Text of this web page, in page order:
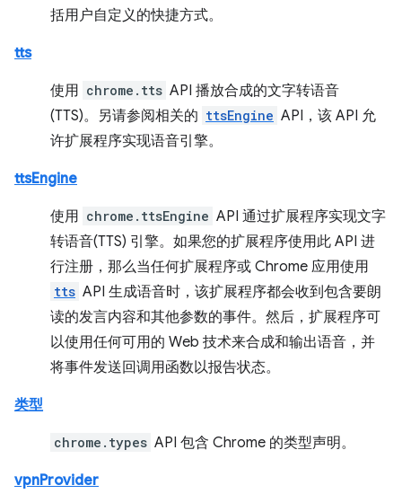
括用户自定义的快捷方式。
tts
使用 chrome.tts API 播放合成的文字转语音
(TTS)。另请参阅相关的 ttsEngine API，该 API 允
许扩展程序实现语音引擎。
ttsEngine
使用 chrome.ttsEngine API 通过扩展程序实现文字
转语音(TTS) 引擎。如果您的扩展程序使用此 API 进
行注册，那么当任何扩展程序或 Chrome 应用使用
tts API 生成语音时，该扩展程序都会收到包含要朗
读的发言内容和其他参数的事件。然后，扩展程序可
以使用任何可用的 Web 技术来合成和输出语音，并
将事件发送回调用函数以报告状态。
类型
chrome.types API 包含 Chrome 的类型声明。
vpnProvider